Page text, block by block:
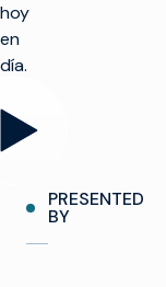
hoy
en
día.
PRESENTED
BY